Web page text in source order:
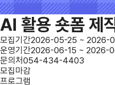
AI 활용 숏폼 제
모집기간2026-05-25 ~ 2026-
운영기간2026-06-15 ~ 2026-
문의처054-434-4403
모집마감
프로그램